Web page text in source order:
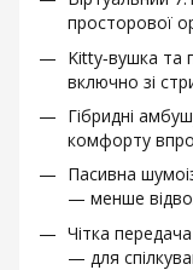
просторової
Kitty‑вушка та
включно зі
Гібридні
комфорту
Пасивна
— менше
Чітка
— для